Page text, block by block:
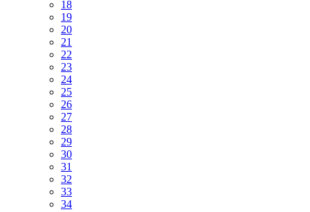
18
19
20
21
22
23
24
25
26
27
28
29
30
31
32
33
34